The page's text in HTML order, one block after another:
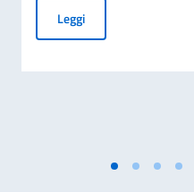
LeggiAVVISO